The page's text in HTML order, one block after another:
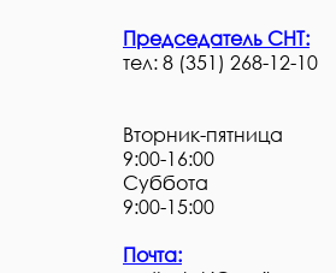
Председатель СНТ:
тел: 8 (351) 268-12-10
Вторник-пятница
9:00-16:00
Суббота
9:00-15:00
Почта: